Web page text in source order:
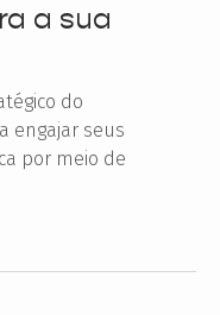
a sua
do
engajar seus
por meio de